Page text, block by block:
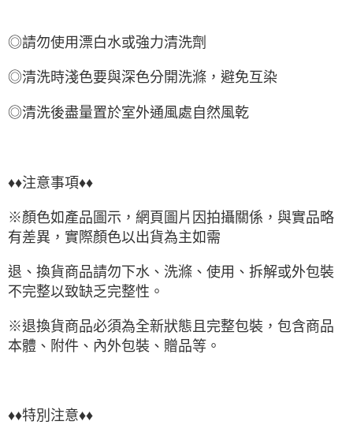
◎請勿使用漂白水或強力清洗劑
◎清洗時淺色要與深色分開洗滌，避免互染
◎清洗後盡量置於室外通風處自然風乾
♦♦注意事項♦♦
※顏色如產品圖示，網頁圖片因拍攝關係，與實品略
有差異，實際顏色以出貨為主如需
退、換貨商品請勿下水、洗滌、使用、拆解或外包裝
不完整以致缺乏完整性。
※退換貨商品必須為全新狀態且完整包裝，包含商品
本體、附件、內外包裝、贈品等。
♦♦特別注意♦♦